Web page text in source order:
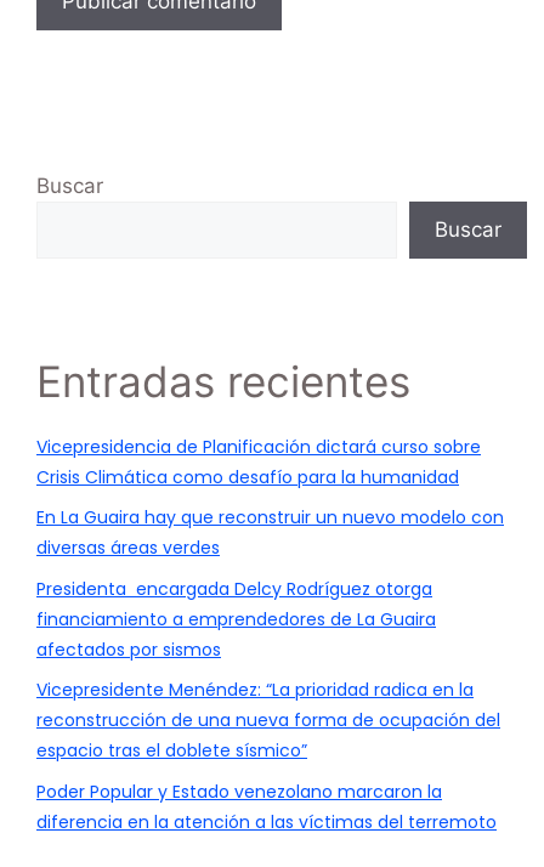
Buscar
Buscar
Entradas recientes
Vicepresidencia de Planificación dictará curso sobre
Crisis Climática como desafío para la humanidad
En La Guaira hay que reconstruir un nuevo modelo con
diversas áreas verdes
Presidenta encargada Delcy Rodríguez otorga
financiamiento a emprendedores de La Guaira
afectados por sismos
Vicepresidente Menéndez: “La prioridad radica en la
reconstrucción de una nueva forma de ocupación del
espacio tras el doblete sísmico”
Poder Popular y Estado venezolano marcaron la
diferencia en la atención a las víctimas del terremoto